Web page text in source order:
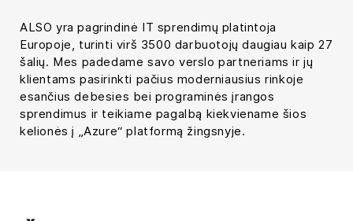
ALSO yra pagrindinė IT sprendimų platintoja
Europoje, turinti virš 3500 darbuotojų daugiau kaip 27
šalių. Mes padedame savo verslo partneriams ir jų
klientams pasirinkti pačius moderniausius rinkoje
esančius debesies bei programinės įrangos
sprendimus ir teikiame pagalbą kiekviename šios
kelionės į „Azure“ platformą žingsnyje.